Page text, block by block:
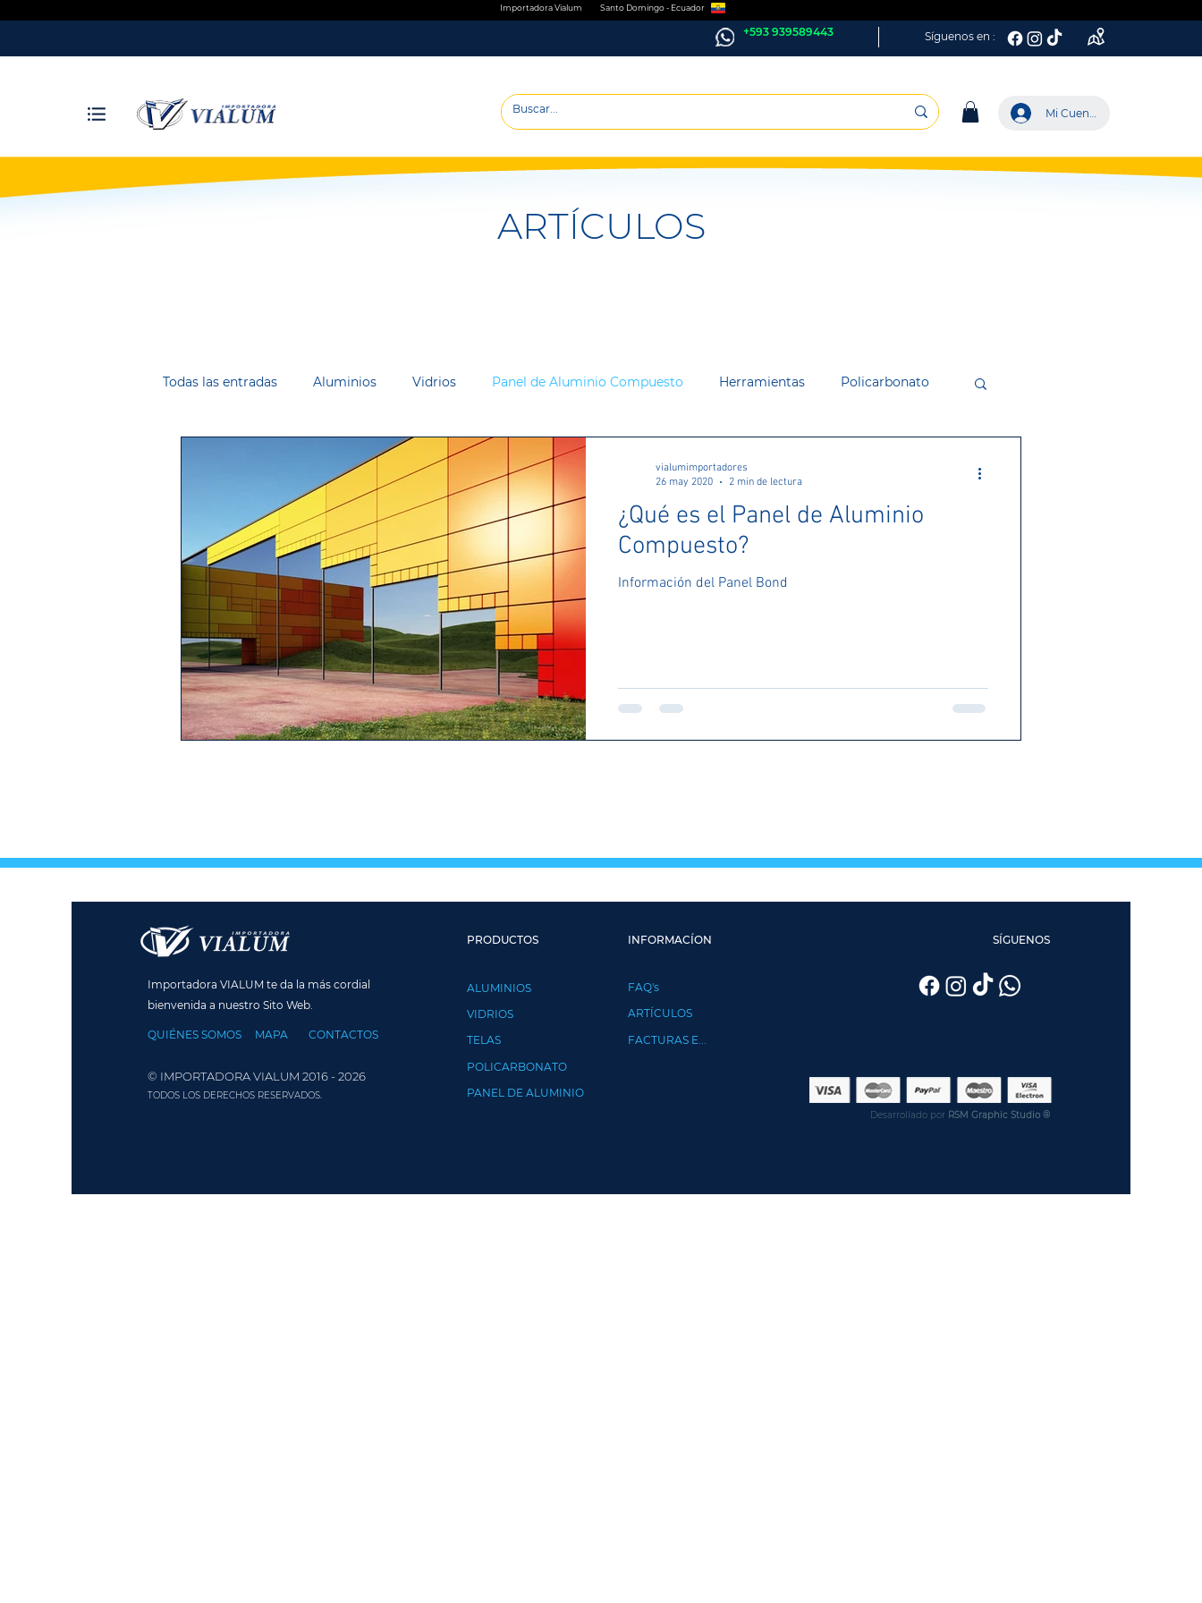
Importadora Vialum Santo Domingo - Ecuador
+593 939589443 Síguenos en :
Mi Cuenta
ARTÍCULOS
Todas las entradas Aluminios Vidrios Panel de Aluminio Compuesto Herramientas Policarbonato
¿Qué es el Panel de Aluminio
Compuesto?
Información del Panel Bond
vialumimportadores
26 may 2020
2 min de lectura
Importadora VIALUM te da la más cordial
bienvenida a nuestro Sito Web.
QUIÉNES SOMOS MAPA CONTACTOS
© IMPORTADORA VIALUM 2016 - 2026
TODOS LOS DERECHOS RESERVADOS.
PRODUCTOS
ALUMINIOS
VIDRIOS
TELAS
INFORMACÍON
FAQ's
ARTÍCULOS
FACTURAS E...
POLICARBONATO
PANEL DE ALUMINIO
SÍGUENOS
Desarrollado por RSM Graphic Studio ®